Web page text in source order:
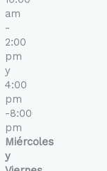
am
-
2:00
pm
y
4:00
pm
-8:00
pm
Miércoles
y